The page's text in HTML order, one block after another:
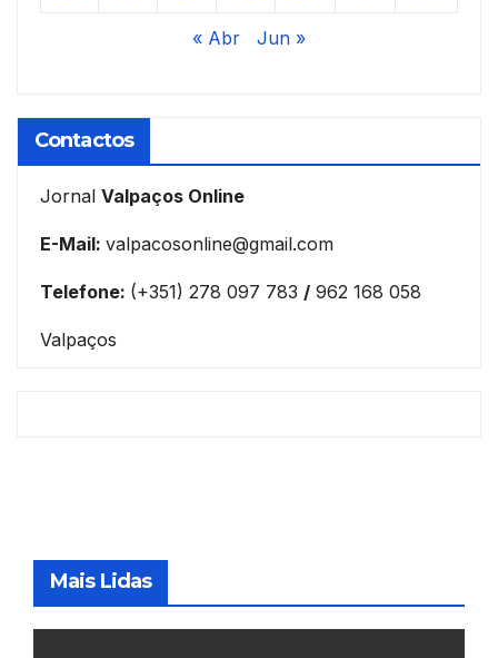
« Abr Jun »
Contactos
Jornal Valpaços Online
E-Mail: valpacosonline@gmail.com
Telefone: (+351) 278 097 783 / 962 168 058
Valpaços
Mais Lidas